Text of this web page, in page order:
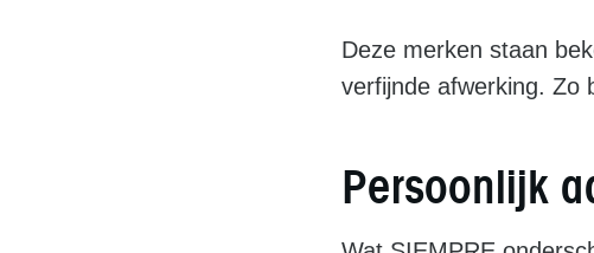
Deze merken staan
verfijnde afwerking. Zo
Persoonlijk